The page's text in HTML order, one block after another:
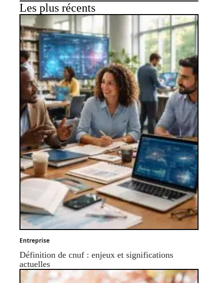
Les plus récents
Entreprise
Définition de cnuf : enjeux et significations
actuelles